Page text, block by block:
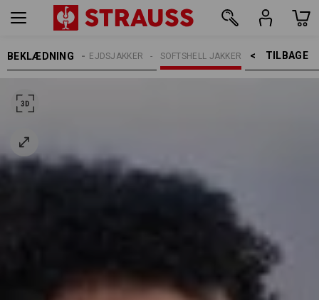
BEKLÆDNING TILBAGE    >
SOFTSHELL JAKKER
ARBEJDSJAKKER
HERRER